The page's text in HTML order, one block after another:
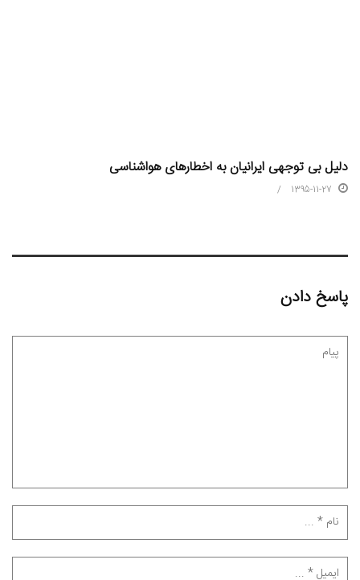
دلیل بی توجهی ایرانیان به اخطارهای هواشناسی
1395-11-27
پاسخ دادن